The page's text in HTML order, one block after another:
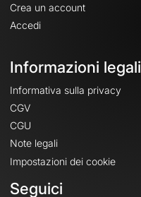
Crea un account
Accedi
Informazioni legali
Informativa sulla privacy
CGV
CGU
Note legali
Impostazioni dei cookie
Seguici